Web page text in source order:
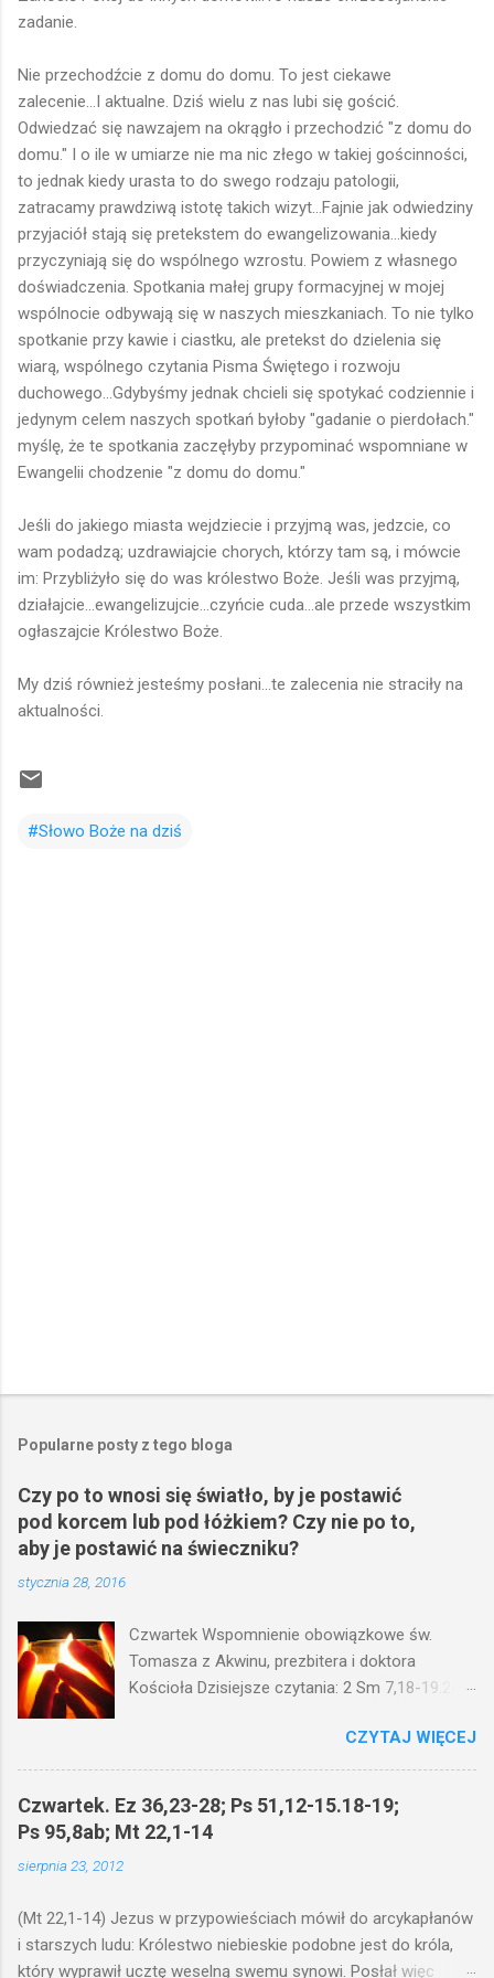
zadanie.
Nie przechodźcie z domu do domu. To jest ciekawe
zalecenie...I aktualne. Dziś wielu z nas lubi się gościć.
Odwiedzać się nawzajem na okrągło i przechodzić "z domu do
domu." I o ile w umiarze nie ma nic złego w takiej gościnności,
to jednak kiedy urasta to do swego rodzaju patologii,
zatracamy prawdziwą istotę takich wizyt...Fajnie jak odwiedziny
przyjaciół stają się pretekstem do ewangelizowania...kiedy
przyczyniają się do wspólnego wzrostu. Powiem z własnego
doświadczenia. Spotkania małej grupy formacyjnej w mojej
wspólnocie odbywają się w naszych mieszkaniach. To nie tylko
spotkanie przy kawie i ciastku, ale pretekst do dzielenia się
wiarą, wspólnego czytania Pisma Świętego i rozwoju
duchowego...Gdybyśmy jednak chcieli się spotykać codziennie i
jedynym celem naszych spotkań byłoby "gadanie o pierdołach."
myślę, że te spotkania zaczęłyby przypominać wspomniane w
Ewangelii chodzenie "z domu do domu."
Jeśli do jakiego miasta wejdziecie i przyjmą was, jedzcie, co
wam podadzą; uzdrawiajcie chorych, którzy tam są, i mówcie
im: Przybliżyło się do was królestwo Boże. Jeśli was przyjmą,
działajcie...ewangelizujcie...czyńcie cuda...ale przede wszystkim
ogłaszajcie Królestwo Boże.
My dziś również jesteśmy posłani...te zalecenia nie straciły na
aktualności.
#Słowo Boże na dziś
Popularne posty z tego bloga
Czy po to wnosi się światło, by je postawić
pod korcem lub pod łóżkiem? Czy nie po to,
aby je postawić na świeczniku?
stycznia 28, 2016
Czwartek Wspomnienie obowiązkowe św.
Tomasza z Akwinu, prezbitera i doktora
Kościoła Dzisiejsze czytania: 2 Sm 7,18-19.24-
(Mk 4,21-25) Jezus mówił ludowi: Czy po to
wnosi się światło, by je postawić pod korcem
na świeczniku? Nie ma bowiem nic ukrytego, co
by nie miało wyjść na jaw. Kto ma uszy do
wy mierzycie, odmierzą wam i jeszcze wam
dołożą. Bo kto ma, temu będzie dane; a kto nie
CZYTAJ WIĘCEJ
Czwartek. Ez 36,23-28; Ps 51,12-15.18-19;
Ps 95,8ab; Mt 22,1-14
sierpnia 23, 2012
(Mt 22,1-14) Jezus w przypowieściach mówił do arcykapłanów
i starszych ludu: Królestwo niebieskie podobne jest do króla,
który wyprawił ucztę weselną swemu synowi. Posłał więc